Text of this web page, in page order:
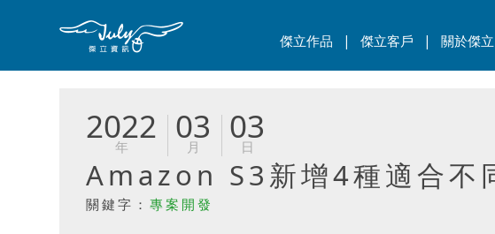
傑立作品 | 傑立客戶 | 關於傑立
2022
年 03
月 03
日
Amazon S3新增4種適合不
關鍵字： 專案開發